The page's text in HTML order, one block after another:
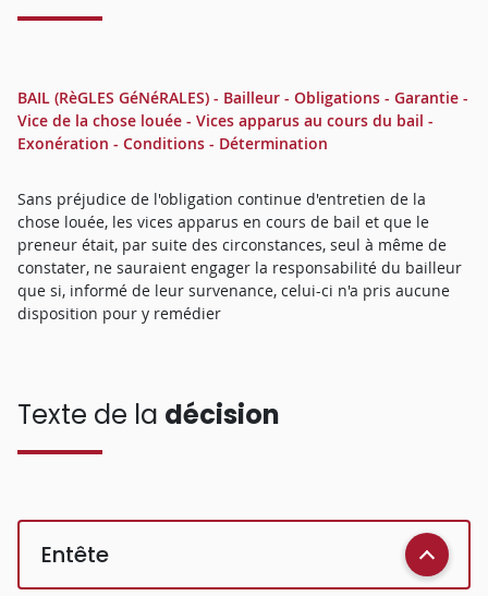
BAIL (RèGLES GéNéRALES) - Bailleur - Obligations - Garantie -
Vice de la chose louée - Vices apparus au cours du bail -
Exonération - Conditions - Détermination
Sans préjudice de l'obligation continue d'entretien de la
chose louée, les vices apparus en cours de bail et que le
preneur était, par suite des circonstances, seul à même de
constater, ne sauraient engager la responsabilité du bailleur
que si, informé de leur survenance, celui-ci n'a pris aucune
disposition pour y remédier
Texte de la décision
Entête